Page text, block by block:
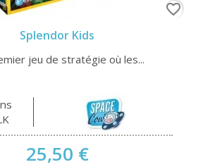
Splendor Kids
jeu de stratégie où les...
25,50 €
favorite_border